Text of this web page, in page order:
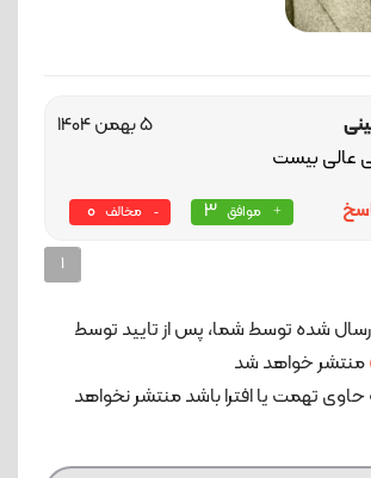
5 بهمن 1404
عالی بیست
موافق 3 مخالف 0
1
شده توسط شما، پس از تایید توسط
منتشر خواهد شد
تهمت یا افترا باشد منتشر نخواهد